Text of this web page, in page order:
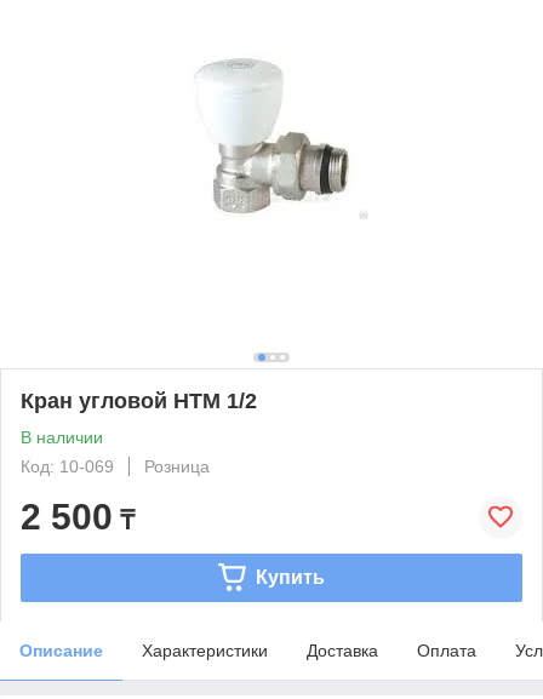
Кран угловой HTM 1/2
В наличии
Код: 10-069
Розница
2 500 ₸
Купить
Описание Характеристики Доставка Оплата